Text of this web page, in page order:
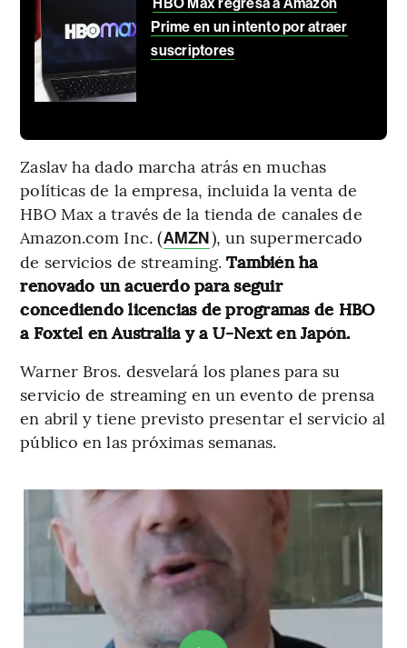
Prime en un intento por atraer
suscriptores
Zaslav ha dado marcha atrás en muchas
políticas de la empresa, incluida la venta de
HBO Max a través de la tienda de canales de
Amazon.com Inc. (AMZN), un supermercado
de servicios de streaming.También ha
renovado un acuerdo para seguir
concediendo licencias de programas de HBO
a Foxtel en Australia y a U-Next en Japón.
Warner Bros. desvelará los planes para su
servicio de streaming en un evento de prensa
en abril y tiene previsto presentar el servicio al
público en las próximas semanas.